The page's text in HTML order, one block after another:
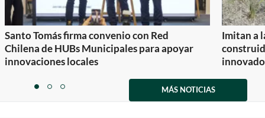
Santo Tomás firma convenio con Red
Chilena de HUBs Municipales para apoyar
innovaciones locales
Imitan a
itemitemitem
MÁS NOTICIAS